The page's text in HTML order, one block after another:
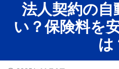
法人契約の自
い？保険料を
は